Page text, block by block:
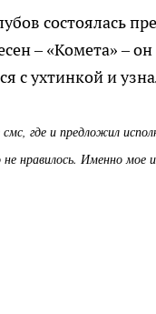
состоялась
– «Комета» –
с ухтинкой и
где и предложил
нравилось. Именно мое